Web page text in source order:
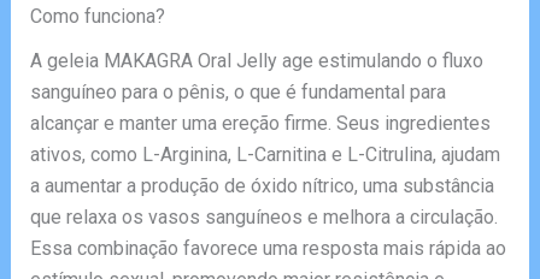
Como funciona?
A geleia MAKAGRA Oral Jelly age estimulando o fluxo
sanguíneo para o pênis, o que é fundamental para
alcançar e manter uma ereção firme. Seus ingredientes
ativos, como L-Arginina, L-Carnitina e L-Citrulina, ajudam
a aumentar a produção de óxido nítrico, uma substância
que relaxa os vasos sanguíneos e melhora a circulação.
Essa combinação favorece uma resposta mais rápida ao